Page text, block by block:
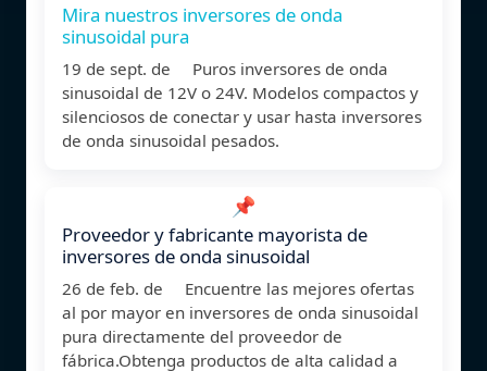
Mira nuestros inversores de onda
sinusoidal pura
19 de sept. de Puros inversores de onda
sinusoidal de 12V o 24V. Modelos compactos y
silenciosos de conectar y usar hasta inversores
de onda sinusoidal pesados.
📌
Proveedor y fabricante mayorista de
inversores de onda sinusoidal
26 de feb. de Encuentre las mejores ofertas
al por mayor en inversores de onda sinusoidal
pura directamente del proveedor de
fábrica.Obtenga productos de alta calidad a